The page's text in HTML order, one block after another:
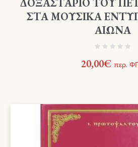
ΔΟΞΑΣΤΑΡΙΟ ΤΟΥ
ΣΤΑ ΜΟΥΣΙΚΑ
ΑΙΩΝΑ
20,00€ περ.